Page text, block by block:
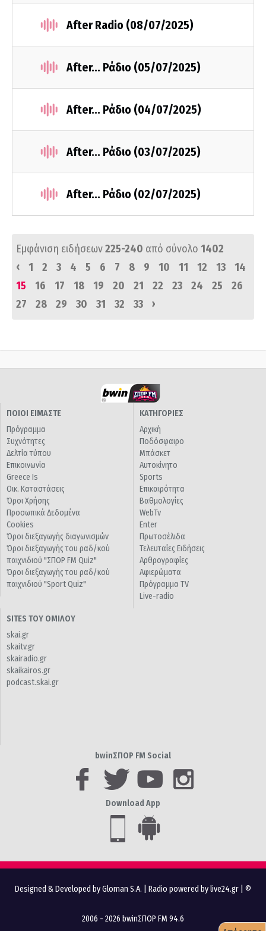
After Radio (08/07/2025)
After... Ράδιο (05/07/2025)
After... Ράδιο (04/07/2025)
After... Ράδιο (03/07/2025)
After... Ράδιο (02/07/2025)
Εμφάνιση ειδήσεων225-240 από σύνολο 1402
‹
1 2 3 4 5 6 7 8 9 10 11 12 13
14
15
16 17 18 19 20 21 22 23 24 25
26
27
28 29 30 31 32 33 ›
ΠΟΙΟΙ ΕΙΜΑΣΤΕ
Πρόγραμμα
Συχνότητες
Δελτία τύπου
Επικοινωνία
Greece Is
Οικ. Καταστάσεις
Όροι Χρήσης
Προσωπικά Δεδομένα
Cookies
Όροι διεξαγωγής διαγωνισμών
Όροι διεξαγωγής του ραδ/κού
παιχνιδιού "ΣΠΟΡ FM Quiz"
Όροι διεξαγωγής του ραδ/κού
παιχνιδιού "Sport Quiz"
ΚΑΤΗΓΟΡΙΕΣ
Αρχική
Ποδόσφαιρο
Μπάσκετ
Αυτοκίνητο
Sports
Επικαιρότητα
Βαθμολογίες
WebTv
Enter
Πρωτοσέλιδα
Τελευταίες Ειδήσεις
Αρθρογραφίες
Αφιερώματα
Πρόγραμμα TV
Live-radio
SITES ΤΟΥ ΟΜΙΛΟΥ
skai.gr
skaitv.gr
skairadio.gr
skaikairos.gr
podcast.skai.gr
bwinΣΠΟΡ FM Social
Download App
Designed & Developed by Gloman S.A. Radio powered by live24.gr | ©
2006 - 2026 bwinΣΠΟΡ FM 94.6